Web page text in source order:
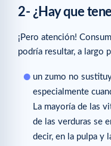
2- ¿Hay que
¡Pero atención!
podría resultar, a largo
un zumo no
especialmente
La mayoría de las
de las verduras se
decir, en la pulpa y